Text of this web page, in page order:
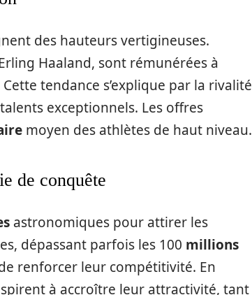
des hauteurs vertigineuses.
Haaland, sont rémunérées à
Cette tendance s’explique par la rivalité
exceptionnels. Les offres
moyen des athlètes de haut niveau.
de conquête
astronomiques pour attirer les
dépassant parfois les 100 millions
renforcer leur compétitivité. En
à accroître leur attractivité, tant